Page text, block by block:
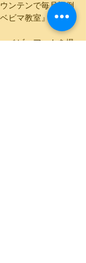
ンテンで毎月恒例
ビマ教室』が開催
ベビーアートを撮